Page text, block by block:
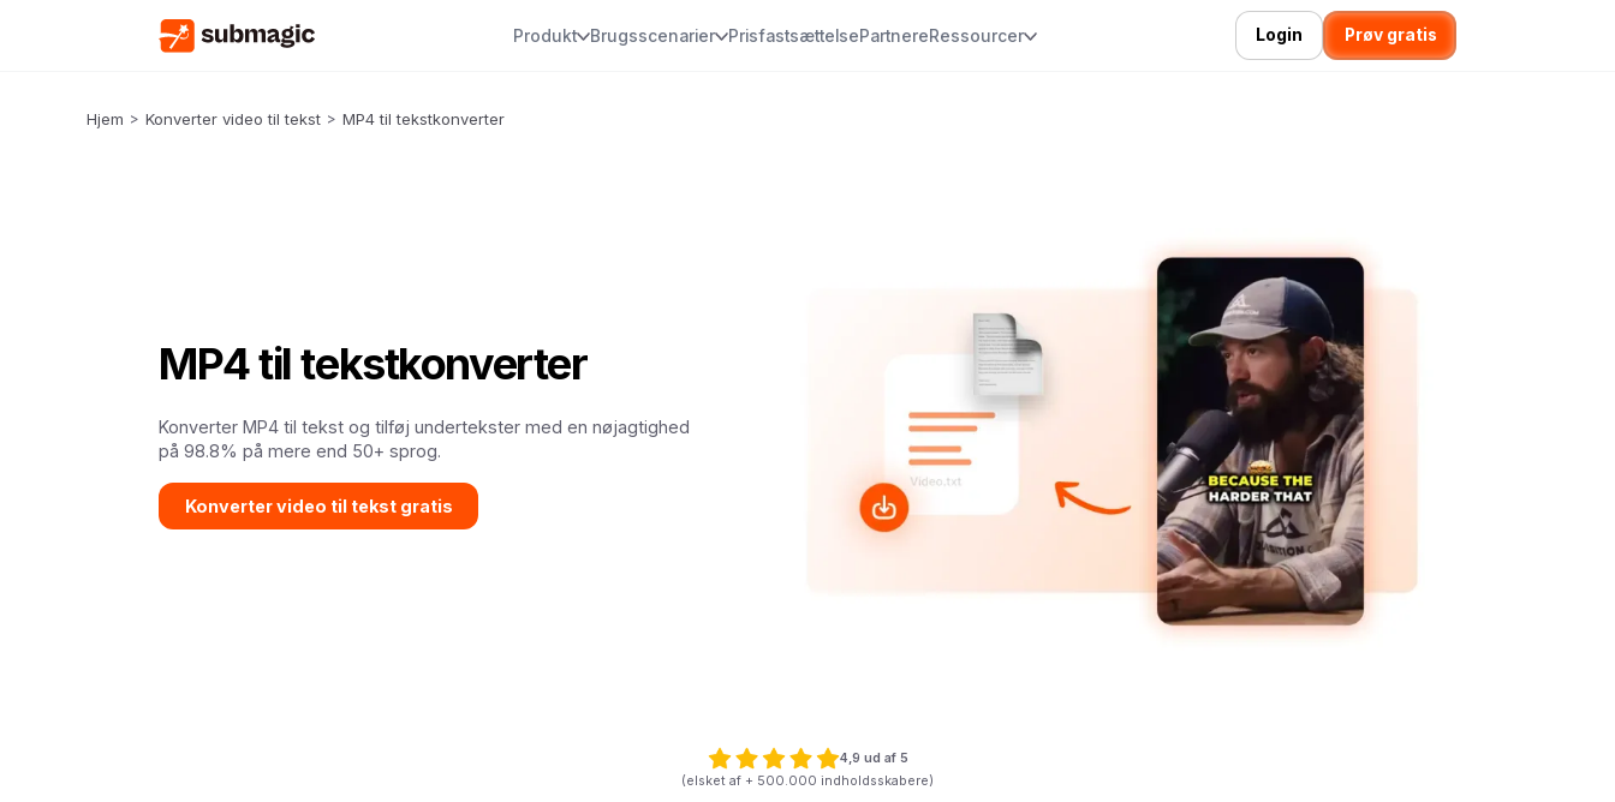
Produkt Brugsscenarier PrisfastsættelsePartnereRessourcer Login Prøv gratis
Hjem > Konverter video til tekst > MP4 til tekstkonverter
MP4 til tekstkonverter
Konverter MP4 til tekst og tilføj undertekster med en nøjagtighed
på 98.8% på mere end 50+ sprog.
Konverter video til tekst gratis
4,9 ud af 5
(elsket af + 500.000 indholdsskabere)